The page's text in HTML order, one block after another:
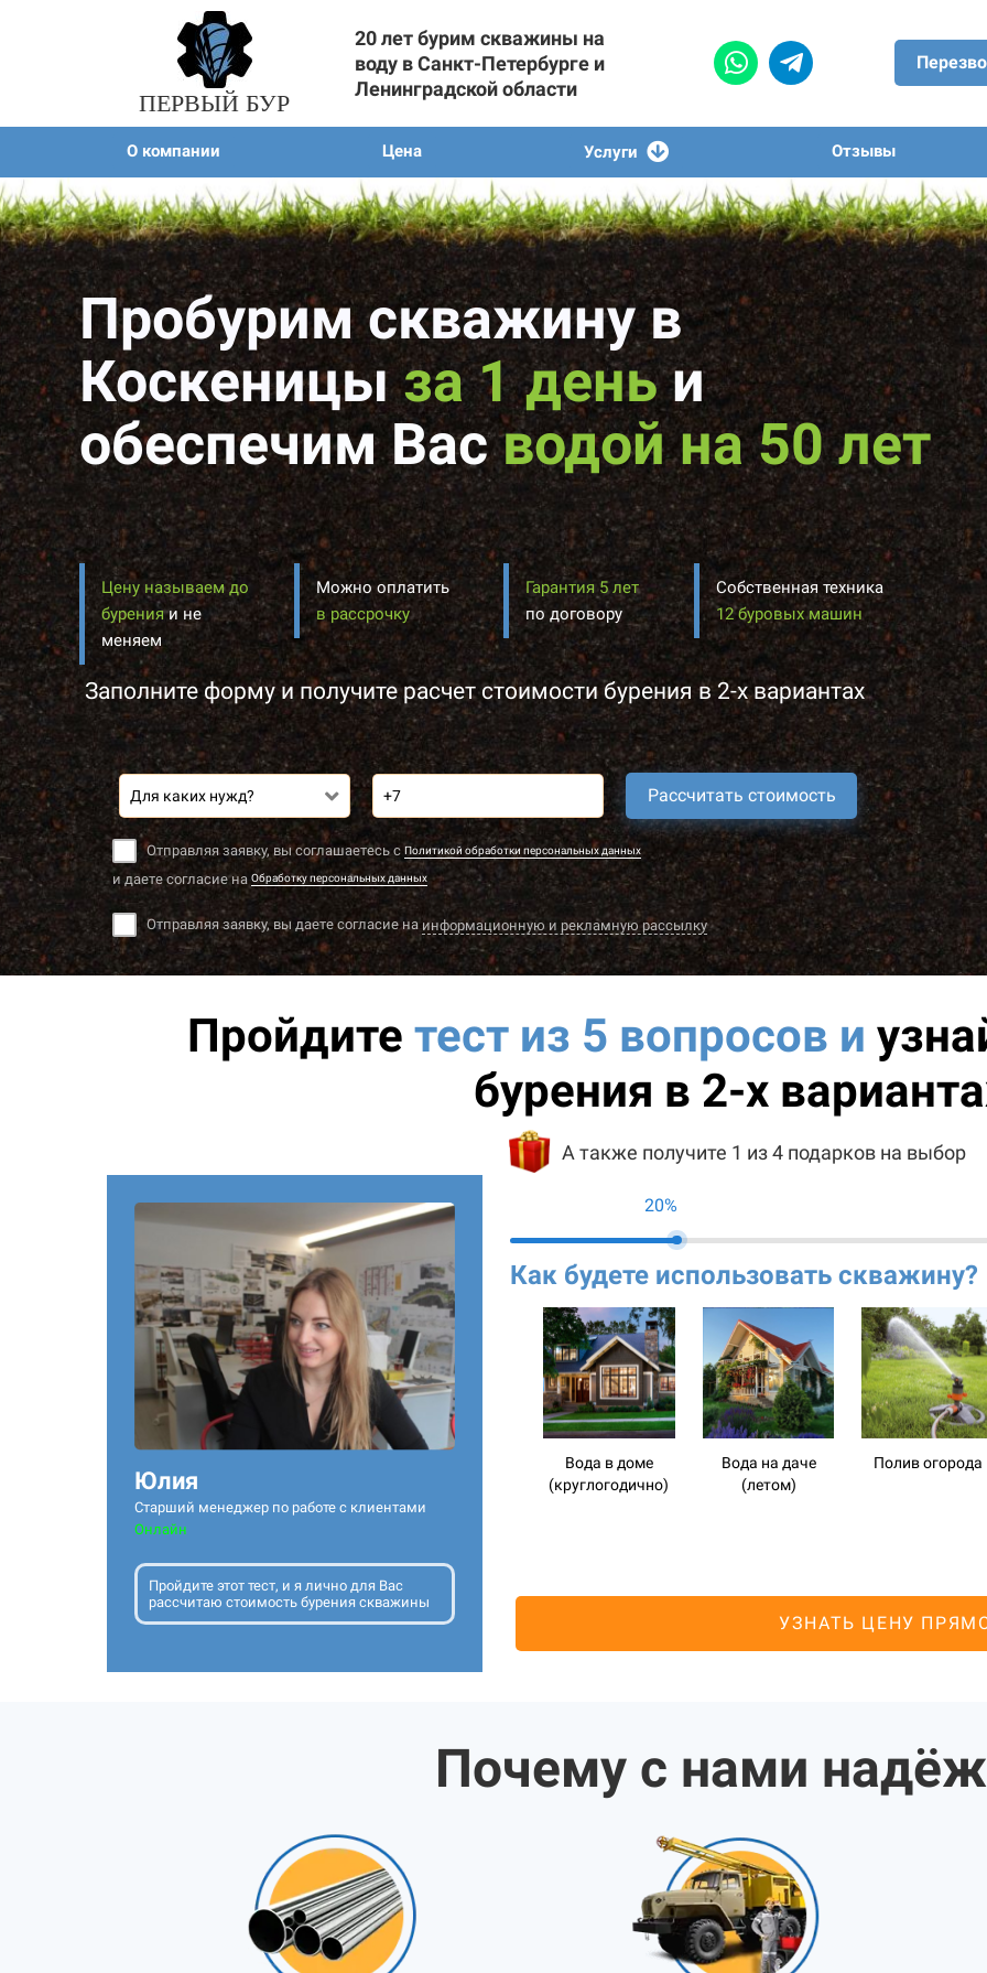
ПЕРВЫЙ БУР
20 лет бурим скважины на
воду в Санкт-Петербурге и
Ленинградской области
О компании Цена Услуги Отзывы
Пробурим скважину в
Коскеницыза 1 день и
обеспечим Васводой на 50 лет
Цену называем до
буренияи не
меняем
Собственная техника
12 буровых машин
Гарантия 5 лет
по договору
Для каких нужд? Рассчитать стоимость
Отправляя заявку, вы соглашаетесь сПолитикой обработки персональных данных
и даете согласие на Обработку персональных данных
Отправляя заявку, вы даете согласие наинформационную и рекламную рассылку
Можно оплатить
в рассрочку
Заполните форму и получите расчет стоимости бурения в 2-х вариантах
Пройдите тест из 5 вопросов и
бурения в 2-х
А также получите 1 из 4 подарков на выбор
Юлия
Старший менеджер по работе с клиентами
Онлайн
Пройдите этот тест, и я лично для Вас
рассчитаю стоимость бурения скважины
20%
Как будете использовать скважину?
Вода в доме
(круглогодично)
Вода на даче
(летом)
Полив огорода
УЗНАТЬ ЦЕНУ
Почему с нами